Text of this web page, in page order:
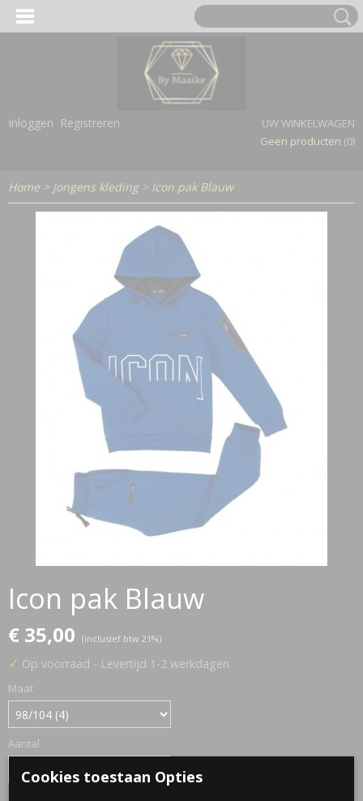
Inloggen Registreren
UW WINKELWAGEN
Geen producten (0)
Home > Jongens kleding> Icon pak Blauw
Icon pak Blauw
€ 35,00 (inclusief btw 21%)
✓ Op voorraad - Levertijd 1-2 werkdagen
Maat
Aantal
Cookies toestaan Opties